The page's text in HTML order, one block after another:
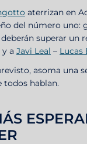
aterrizan en
del número uno:
deberán superar un
a Javi Leal – Lucas
asoma una
todos hablan.